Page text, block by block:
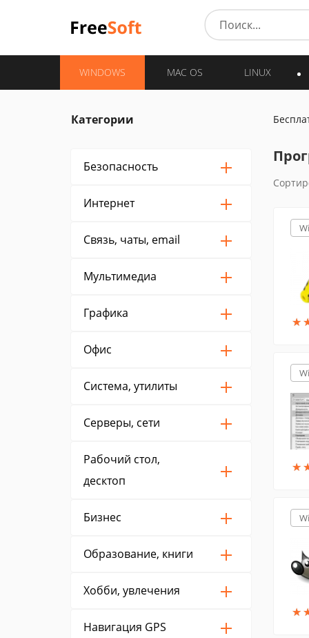
WINDOWS MAC OS LINUX
Категории
Безопасность
Интернет
Связь, чаты, email
Мультимедиа
Графика
Офис
Система, утилиты
Серверы, сети
Рабочий стол,
десктоп
Бизнес
Образование, книги
Хобби, увлечения
Навигация GPS
★
★
★
★
★
★